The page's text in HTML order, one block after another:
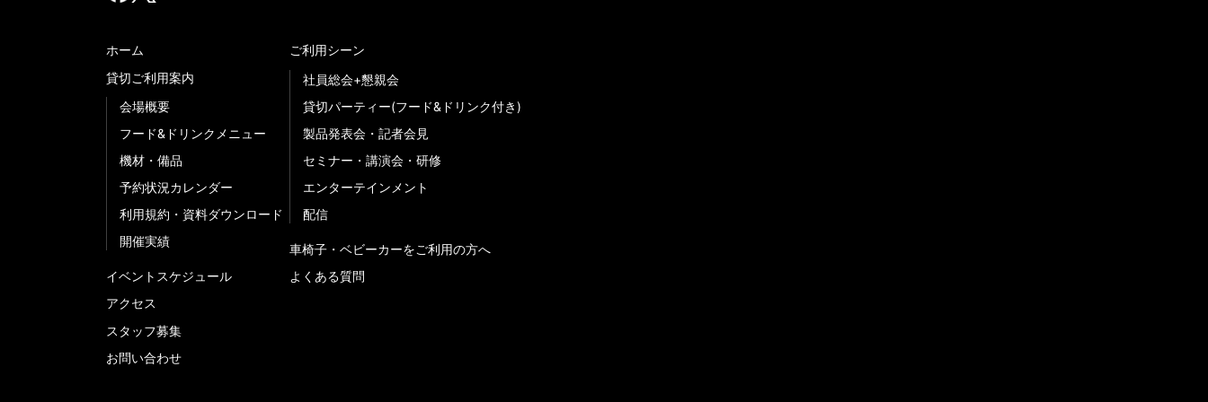
ホーム
貸切ご利用案内
会場概要
フード&ドリンクメニュー
機材・備品
予約状況カレンダー
利用規約・資料ダウンロード
開催実績
イベントスケジュール
アクセス
スタッフ募集
お問い合わせ
ご利用シーン
社員総会+懇親会
貸切パーティー(フード&ドリンク付き)
製品発表会・記者会見
セミナー・講演会・研修
エンターテインメント
配信
車椅子・ベビーカーをご利用の方へ
よくある質問